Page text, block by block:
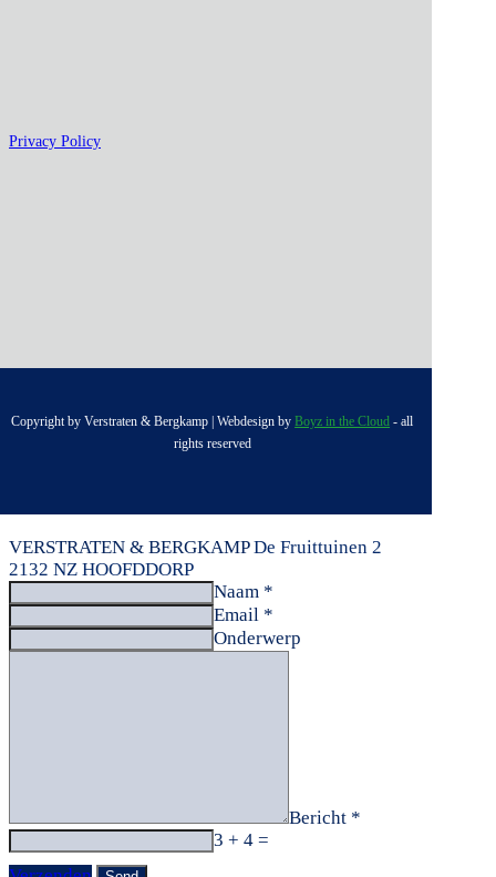
Privacy Policy
Copyright by Verstraten & Bergkamp | Webdesign byBoyz in the Cloud - all
rights reserved
VERSTRATEN & BERGKAMP De Fruittuinen 2
2132 NZ HOOFDDORP
Naam *
Email *
Onderwerp
Bericht *
3 + 4 =